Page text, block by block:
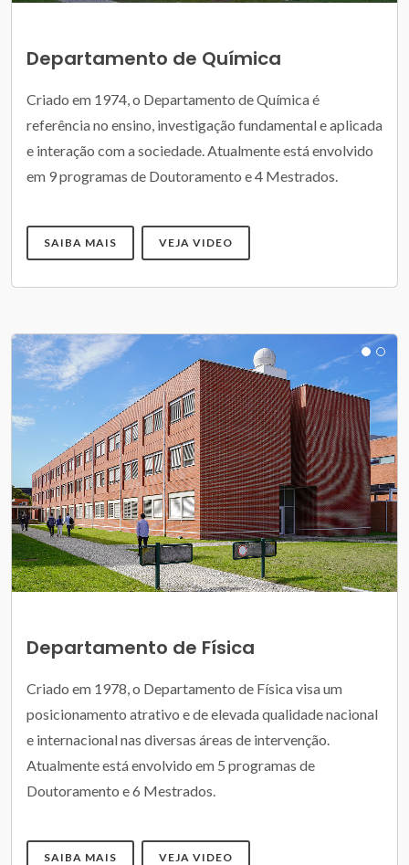
Departamento de Química
Criado em 1974, o Departamento de Química é
referência no ensino, investigação fundamental e aplicada
e interação com a sociedade. Atualmente está envolvido
em 9 programas de Doutoramento e 4 Mestrados.
SAIBA MAIS VEJA VIDEO
Departamento de Física
Criado em 1978, o Departamento de Física visa um
posicionamento atrativo e de elevada qualidade nacional
e internacional nas diversas áreas de intervenção.
Atualmente está envolvido em 5 programas de
Doutoramento e 6 Mestrados.
SAIBA MAIS VEJA VIDEO